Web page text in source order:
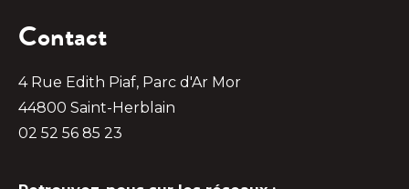
Contact
4 Rue Edith Piaf, Parc d'Ar Mor
44800 Saint-Herblain
02 52 56 85 23